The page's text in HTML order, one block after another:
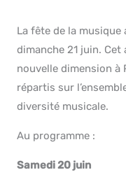
La fête de la
dimanche 21 juin. Cet
nouvelle dimension à
répartis sur
diversité musicale.
Au programme :
Samedi 20 juin